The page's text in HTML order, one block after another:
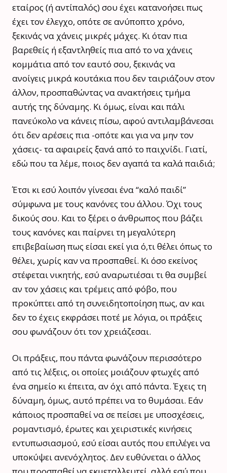
εταίρος (ή αντίπαλός) σου έχει κατανοήσει πως
έχει τον έλεγχο, οπότε σε ανύποπτο χρόνο,
ξεκινάς να χάνεις μικρές μάχες. Κι όταν πια
βαρεθείς ή εξαντληθείς πια από το να χάνεις
κομμάτια από τον εαυτό σου, ξεκινάς να
ανοίγεις μικρά κουτάκια που δεν ταιριάζουν στον
άλλον, προσπαθώντας να ανακτήσεις τμήμα
αυτής της δύναμης. Κι όμως, είναι και πάλι
πανεύκολο να κάνεις πίσω, αφού αντιλαμβάνεσαι
ότι δεν αρέσεις πια -οπότε και για να μην τον
χάσεις- τα αφαιρείς ξανά από το παιχνίδι. Γιατί,
εδώ που τα λέμε, ποιος δεν αγαπά τα καλά παιδιά;
Έτσι κι εσύ λοιπόν γίνεσαι ένα “καλό παιδί”
σύμφωνα με τους κανόνες του άλλου. Όχι τους
δικούς σου. Και το ξέρει o άνθρωπος που βάζει
τους κανόνες και παίρνει τη μεγαλύτερη
επιβεβαίωση πως είσαι εκεί για ό,τι θέλει όπως το
θέλει, χωρίς καν να προσπαθεί. Κι όσο εκείνος
στέφεται νικητής, εσύ αναρωτιέσαι τι θα συμβεί
αν τον χάσεις και τρέμεις από φόβο, που
προκύπτει από τη συνειδητοποίηση πως, αν και
δεν το έχεις εκφράσει ποτέ με λόγια, οι πράξεις
σου φωνάζουν ότι τον χρειάζεσαι.
Οι πράξεις, που πάντα φωνάζουν περισσότερο
από τις λέξεις, οι οποίες μοιάζουν φτωχές από
ένα σημείο κι έπειτα, αν όχι από πάντα. Έχεις τη
δύναμη, όμως, αυτό πρέπει να το θυμάσαι. Εάν
κάποιος προσπαθεί να σε πείσει με υποσχέσεις,
ρομαντισμό, έρωτες και χειριστικές κινήσεις
εντυπωσιασμού, εσύ είσαι αυτός που επιλέγει να
υποκύψει ανενόχλητος. Δεν ευθύνεται ο άλλος